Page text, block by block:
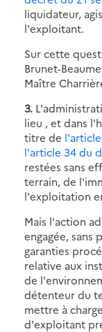
liquidateur,
l'exploitant.
Sur cette
Brunet-
Maître
3.
lieu , et dans
titre de
l'article 34 du
restées sans
terrain, de
l'exploitation
Mais l'action
engagée, sans
garanties
relative aux
de
détenteur du
mettre à
d'exploitant